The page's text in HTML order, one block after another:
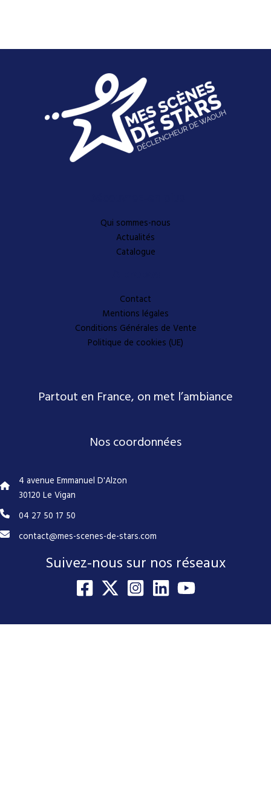
Qui sommes-nous
Actualités
Catalogue
Contact
Mentions légales
Conditions Générales de Vente
Politique de cookies (UE)
Partout en France, on met l’ambiance
Nos coordonnées
4 avenue Emmanuel D'Alzon
30120 Le Vigan
04 27 50 17 50
contact@mes-scenes-de-stars.com
Suivez-nous sur nos réseaux